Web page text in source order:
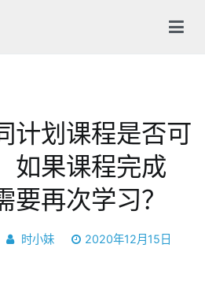
计划课程是否可
如果课程完成
要再次学习？
时小妹
2020年12月15日